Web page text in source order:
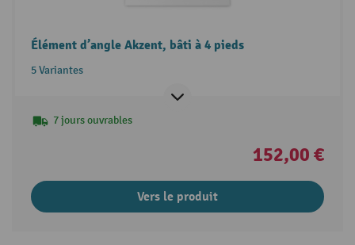
Élément d’angle Akzent, bâti à 4 pieds
5 Variantes
7 jours ouvrables
152,00 €
Vers le produit